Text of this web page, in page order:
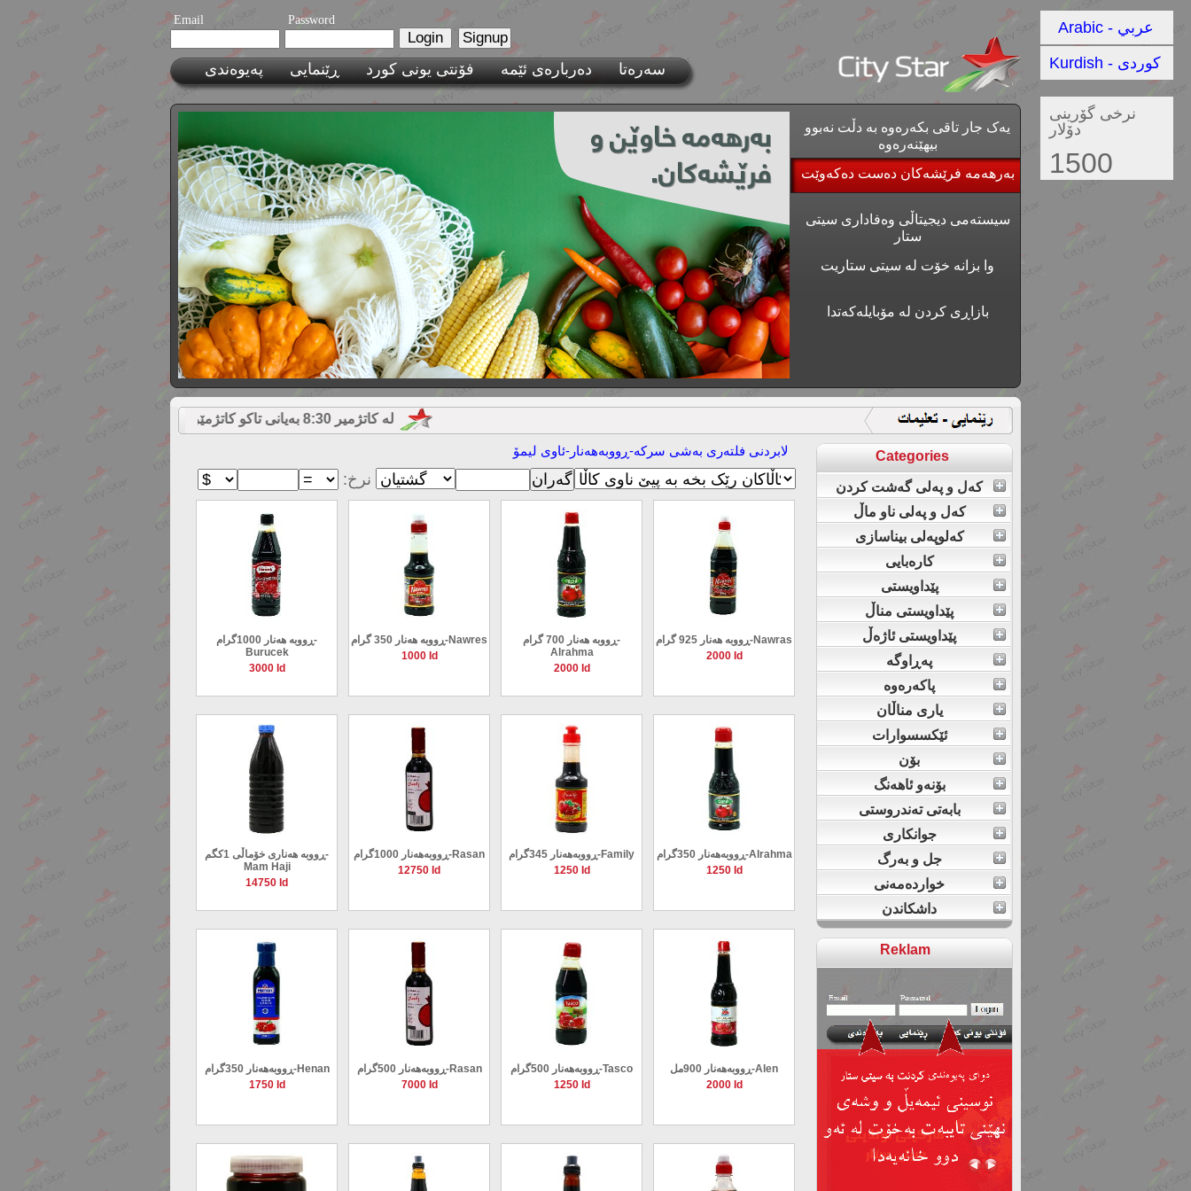
Kurdish - کوردی
نرخی گۆرینی
دۆلار
1500
Email Password
سەرەتا فۆنتی یونی کورد ڕێنمایی پەیوەندی
یەک جار تاقی بکەرەوە بە دڵت نەبوو
بیهێنەرەوە
بەرهەمە فرێشەکان دەست دەکەوێت
سیستەمی دیجیتاڵی وەفاداری سیتی
ستار
وا بزانە خۆت لە سیتی ستاریت
بازاڕی کردن لە مۆبایلەکەتدا
لە کاتژمیر 8:30 بەیانی تاکو کاتژمێر 8:30 شەو داوکاریەکانتان وەردەگرین
Categories
کەل و پەلی گەشت کردن
کەل و پەلی ناو ماڵ
کەلوپەلی بیناسازی
کارەبایی
پێداویستی
پێداویستی مناڵ
پێداویستی ئاژەڵ
پەڕاوگە
پاکەرەوە
یاری مناڵان
ئێکسسوارات
بۆن
بۆنەو ئاهەنگ
بابەتی تەندروستی
جوانکاری
جل و بەرگ
خواردەمەنی
داشکاندن
Reklam
لابردنی فلته‌ری به‌شی سرکە-ڕووبەهەنار-ئاوی لیمۆ
ڕووبە هەنار 1000گرام-
Burucek
3000 Id
ڕووبە هەنار 350 گرام-Nawres
1000 Id
ڕووبە هەنار 700 گرام-
Alrahma
2000 Id
ڕووبە هەنار 925 گرام-Nawras
2000 Id
ڕووبە هەناری خۆماڵی 1کگم-
Mam Haji
14750 Id
ڕووبەهەنار 1000گرام-Rasan
12750 Id
ڕووبەهەنار 345گرام-Family
1250 Id
ڕووبەهەنار 350گرام-Alrahma
1250 Id
ڕووبەهەنار 350گرام-Henan
1750 Id
ڕووبەهەنار 500گرام-Rasan
7000 Id
ڕووبەهەنار 500گرام-Tasco
1250 Id
ڕووبەهەنار 900مل-Alen
2000 Id